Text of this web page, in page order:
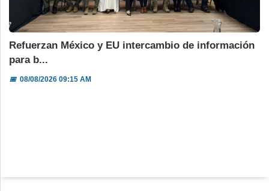
Refuerzan México y EU intercambio de información
para b...
📅08/08/2026 09:15 AM